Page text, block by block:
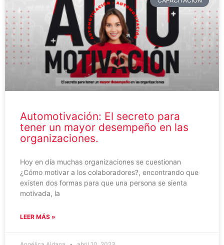
Automotivación: El secreto para
tener un mayor desempeño en las
organizaciones.
Hoy en día muchas organizaciones se cuestionan
¿Cómo motivar a los colaboradores?, encontrando que
existen dos formas para que una persona se sienta
motivada, la
LEER MÁS »